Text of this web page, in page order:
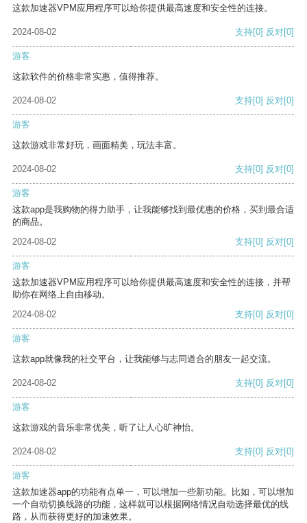
这款加速器VPM应用程序可以给你提供最高速度和安全性的连接。
2024-08-02 支持[0] 反对[0]
游客
这款软件的价格非常实惠，值得推荐。
2024-08-02 支持[0] 反对[0]
游客
这款游戏非常好玩，画面精美，玩法丰富。
2024-08-02 支持[0] 反对[0]
游客
这款app是我购物的得力助手，让我能够找到最优惠的价格，买到最合适
的商品。
2024-08-02
支持[0] 反对[0]
游客
这款加速器VPM应用程序可以给你提供最高速度和安全性的连接，并帮
助你在网络上自由移动。
2024-08-02
支持[0] 反对[0]
游客
这款app就像我的社交平台，让我能够与志同道合的朋友一起交流。
2024-08-02 支持[0] 反对[0]
游客
这款游戏的音乐非常优美，听了让人心旷神怡。
2024-08-02 支持[0] 反对[0]
游客
这款加速器app的功能有点单一，可以增加一些新功能。比如，可以增加
一个自动切换线路的功能，这样就可以根据网络情况自动选择最优的线
路，从而获得更好的加速效果。